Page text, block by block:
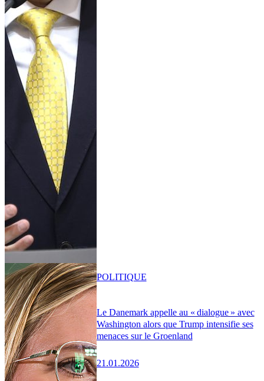
Le Danemark appelle au « dialogue » avec
Washington alors que Trump intensifie ses
menaces sur le Groenland
21.01.2026
POLITIQUE